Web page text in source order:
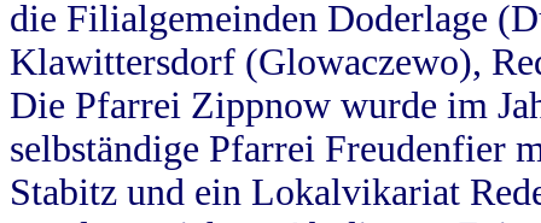
die Filialgemeinden Doderlage
Klawittersdorf (Glowaczewo),
Die Pfarrei Zippnow wurde im
selbständige Pfarrei Freudenfier
Stabitz und ein Lokalvikariat